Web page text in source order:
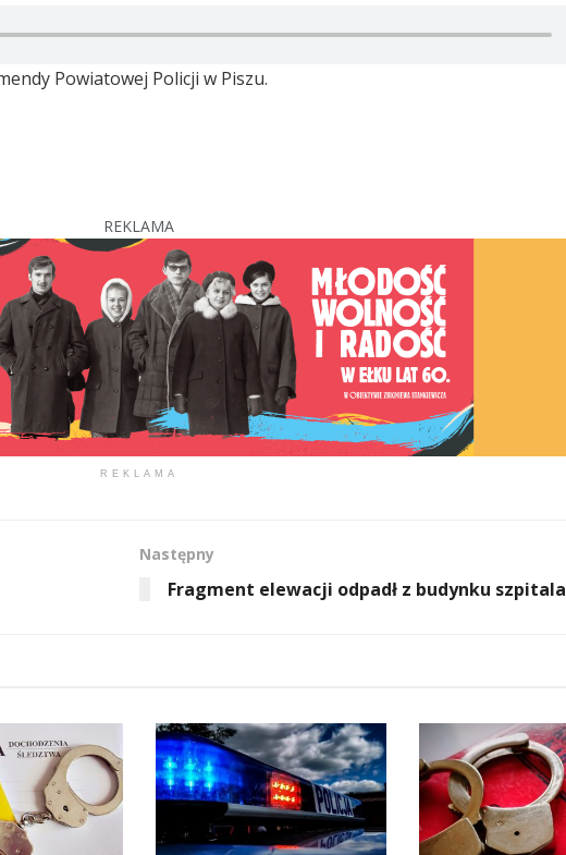
Powiatowej Policji w Piszu.
REKLAMA
REKLAMA
Następny
Fragment elewacji odpadł z budynku szpitala